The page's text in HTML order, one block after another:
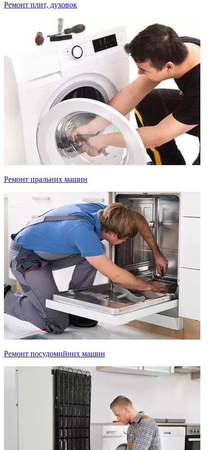
Ремонт плит, духовок
Ремонт пральних машин
Ремонт посудомийних машин